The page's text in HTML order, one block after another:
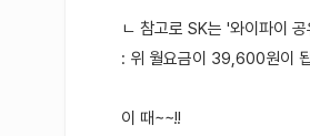
ㄴ 참고로 SK는 '와이파이 공
: 위 월요금이 39,600원이
이 때~~!!